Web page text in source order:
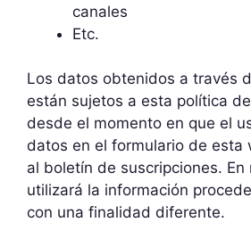
canales
Etc.
Los datos obtenidos a través
están sujetos a esta política
desde el momento en que el
datos en el formulario de esta
al boletín de suscripciones. En
utilizará la información
con una finalidad diferente.